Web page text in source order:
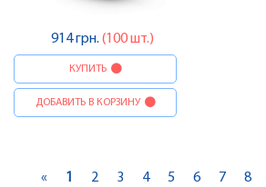
914 грн. (100 шт.)
КУПИТЬ
ДОБАВИТЬ В КОРЗИНУ
« 1 2 3 4 5 6 7 8